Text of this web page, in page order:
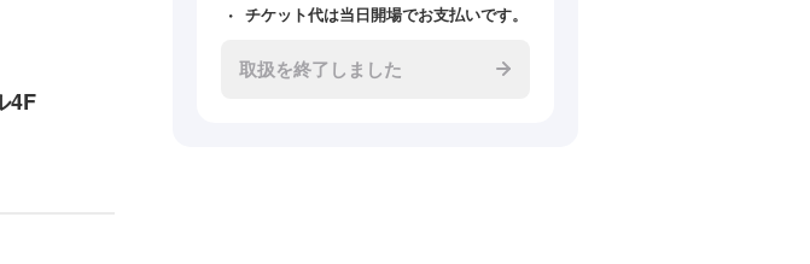
4F
チケット代は当日開場でお支払いです。
取扱を終了しました